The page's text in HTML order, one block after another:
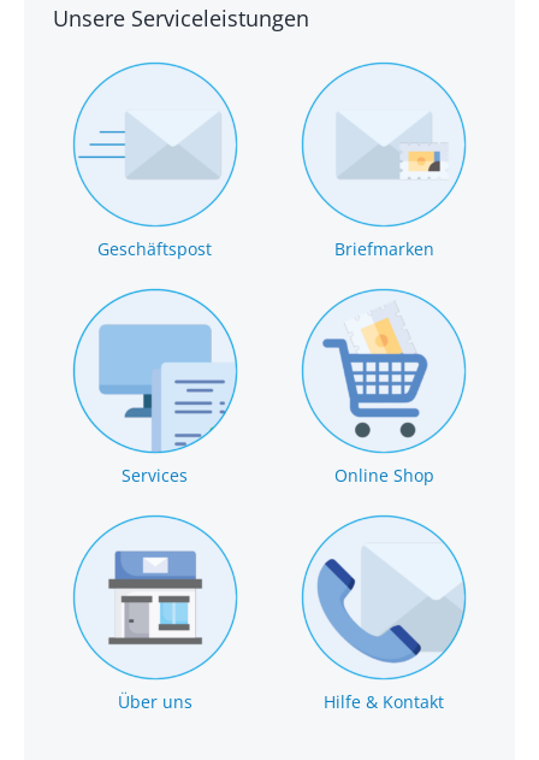
Unsere Serviceleistungen
Geschäftspost Briefmarken
Services Online Shop
Über uns Hilfe & Kontakt